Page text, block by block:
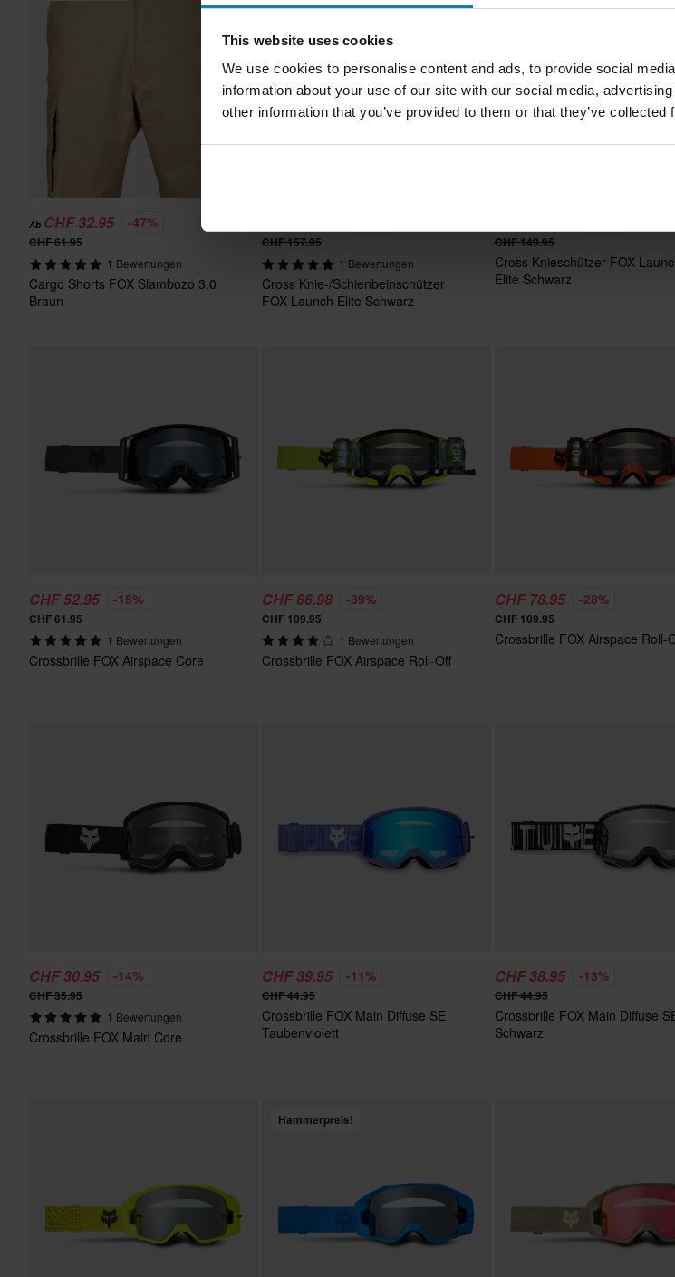
This website uses cookies
We use cookies to personalise content and ads, to provide social
information about your use of our site with our social media,
other information that you’ve provided to them or that they’ve
Ab CHF 32.95 -47%
CHF 61.95
1 Bewertungen
Cargo Shorts FOX Slambozo 3.0
Braun
CHF 157.95
1 Bewertungen
Cross Knie-/Schienbeinschützer
FOX Launch Elite Schwarz
CHF 149.95
Cross Knieschützer FOX
Elite Schwarz
CHF 52.95 -15%
CHF 61.95
1 Bewertungen
Crossbrille FOX Airspace Core
CHF 66.98 -39%
CHF 109.95
1 Bewertungen
Crossbrille FOX Airspace Roll-Off
CHF 78.95 -28%
CHF 109.95
Crossbrille FOX Airspace Roll-
CHF 30.95 -14%
CHF 35.95
1 Bewertungen
Crossbrille FOX Main Core
CHF 39.95 -11%
CHF 44.95
Crossbrille FOX Main Diffuse SE
Taubenviolett
CHF 38.95 -13%
CHF 44.95
Crossbrille FOX Main Diffuse
Schwarz
Hammerpreis!